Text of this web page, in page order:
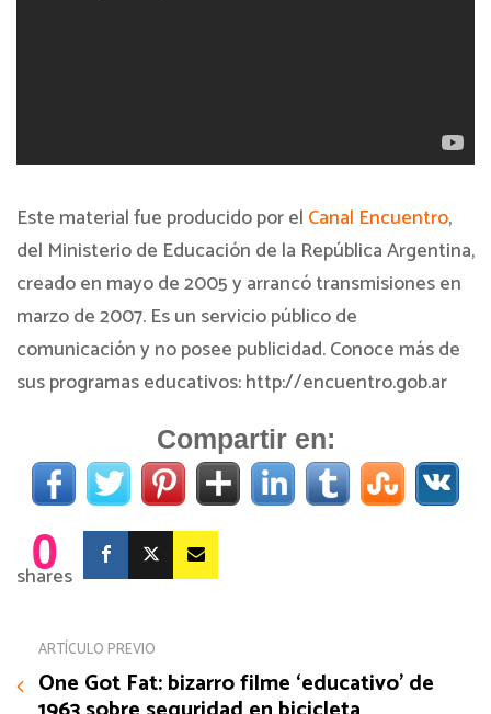
Este material fue producido por el Canal Encuentro,
del Ministerio de Educación de la República Argentina,
creado en mayo de 2005 y arrancó transmisiones en
marzo de 2007. Es un servicio público de
comunicación y no posee publicidad. Conoce más de
sus programas educativos: http://encuentro.gob.ar
Compartir en:
0
shares
ARTÍCULO PREVIO
One Got Fat: bizarro filme ‘educativo’ de